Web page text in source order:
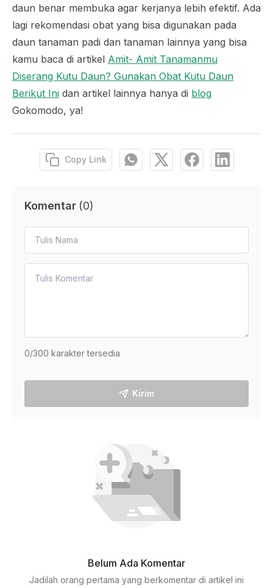
daun benar membuka agar kerjanya lebih efektif. Ada
lagi rekomendasi obat yang bisa digunakan pada
daun tanaman padi dan tanaman lainnya yang bisa
kamu baca di artikel Amit- Amit Tanamanmu
Diserang Kutu Daun? Gunakan Obat Kutu Daun
Berikut Ini dan artikel lainnya hanya di blog
Gokomodo, ya!
Copy Link
Komentar (0)
0/300 karakter tersedia
Kirim
Belum Ada Komentar
Jadilah orang pertama yang berkomentar di artikel ini